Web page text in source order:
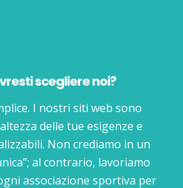
scegliere noi?
I nostri siti web sono
delle tue esigenze e
Non crediamo in un
al contrario, lavoriamo
associazione sportiva per